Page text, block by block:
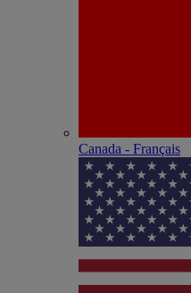
Canada - Français